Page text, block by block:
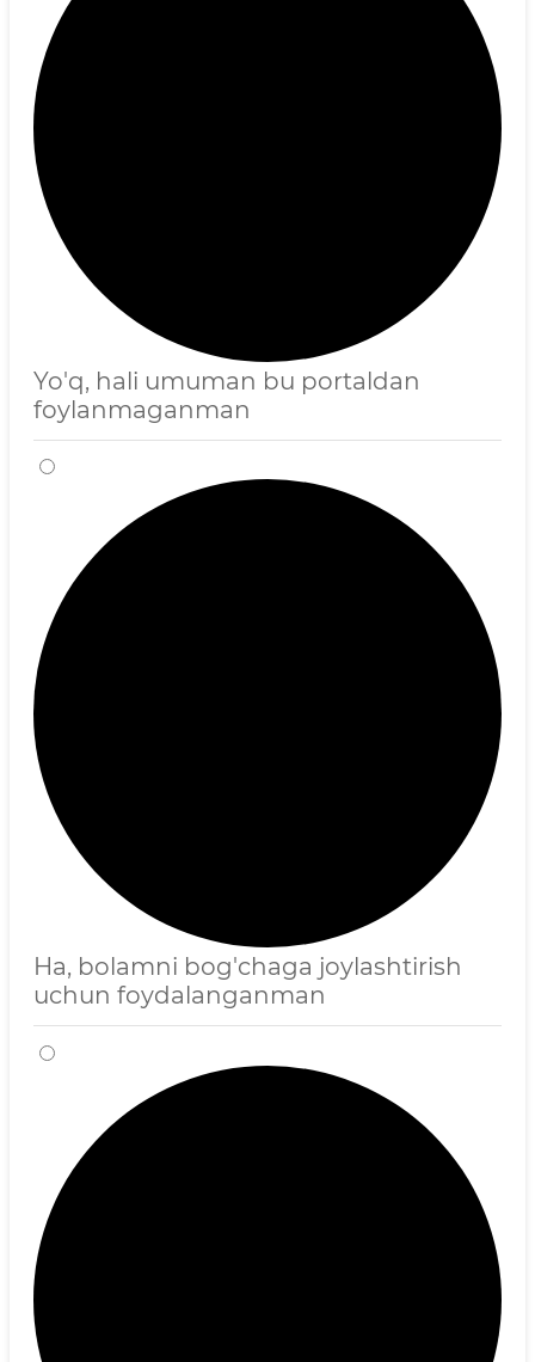
Yo'q, hali umuman bu portaldan
foylanmaganman
Ha, bolamni bog'chaga joylashtirish
uchun foydalanganman